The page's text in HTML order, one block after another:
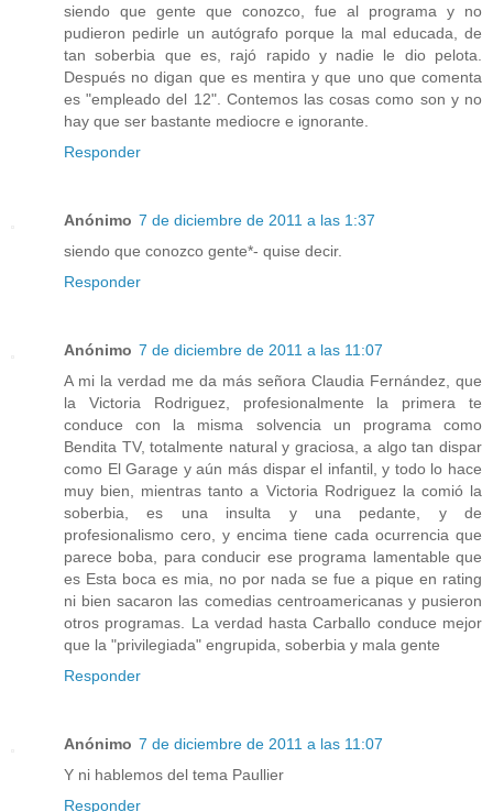
siendo que gente que conozco, fue al programa y no
pudieron pedirle un autógrafo porque la mal educada, de
tan soberbia que es, rajó rapido y nadie le dio pelota.
Después no digan que es mentira y que uno que comenta
es "empleado del 12". Contemos las cosas como son y no
hay que ser bastante mediocre e ignorante.
Responder
Anónimo 7 de diciembre de 2011 a las 1:37
siendo que conozco gente*- quise decir.
Responder
Anónimo 7 de diciembre de 2011 a las 11:07
A mi la verdad me da más señora Claudia Fernández, que
la Victoria Rodriguez, profesionalmente la primera te
conduce con la misma solvencia un programa como
Bendita TV, totalmente natural y graciosa, a algo tan dispar
como El Garage y aún más dispar el infantil, y todo lo hace
muy bien, mientras tanto a Victoria Rodriguez la comió la
soberbia, es una insulta y una pedante, y de
profesionalismo cero, y encima tiene cada ocurrencia que
parece boba, para conducir ese programa lamentable que
es Esta boca es mia, no por nada se fue a pique en rating
ni bien sacaron las comedias centroamericanas y pusieron
otros programas. La verdad hasta Carballo conduce mejor
que la "privilegiada" engrupida, soberbia y mala gente
Responder
Anónimo 7 de diciembre de 2011 a las 11:07
Y ni hablemos del tema Paullier
Responder